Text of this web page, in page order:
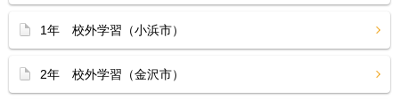
1年 校外学習（小浜市）
2年 校外学習（金沢市）